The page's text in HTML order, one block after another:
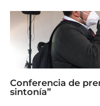
Conferencia de
sintonía”